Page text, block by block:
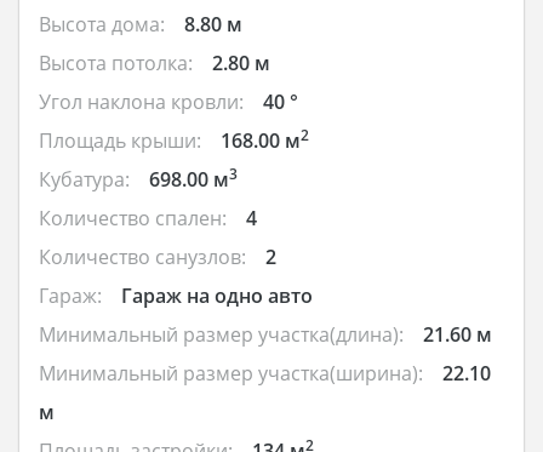
Высота дома:
8.80 м
Высота потолка:
2.80 м
Угол наклона кровли:
40 °
Площадь крыши:
168.00 м2
Кубатура: 698.00 м3
Количество спален:
4
Количество санузлов:
2
Гараж:
Гараж на одно авто
Минимальный размер участка(длина):
21.60 м
Минимальный размер участка(ширина):
22.10
м
2